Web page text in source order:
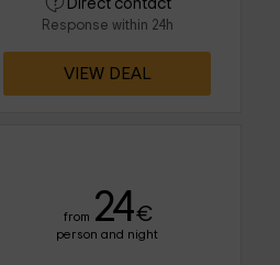
Direct contact
Response within 24h
VIEW DEAL
from 24€
person and night